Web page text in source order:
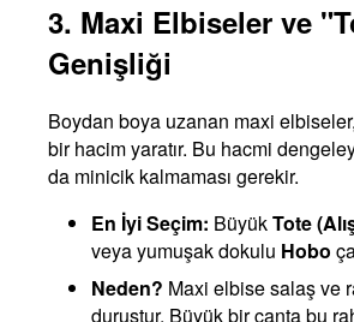
3. Maxi Elbiseler ve
Genişliği
Boydan boya uzanan maxi
bir hacim yaratır. Bu hacmi
da minicik kalmaması gerekir.
En İyi Seçim: BüyükTote
veya yumuşak dokulu Hobo
Neden? Maxi elbise salaş ve
duruştur. Büyük bir çanta bu